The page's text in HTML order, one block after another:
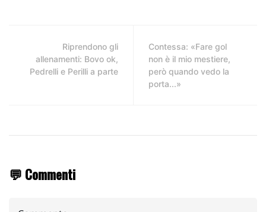
Riprendono gli
allenamenti: Bovo ok,
Pedrelli e Perilli a parte
Contessa: «Fare gol
non è il mio mestiere,
però quando vedo la
porta...»
💬 Commenti